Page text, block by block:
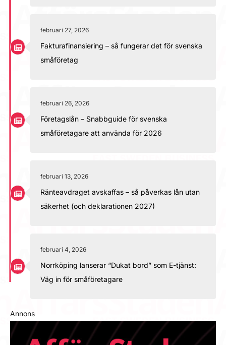
februari 27, 2026
Fakturafinansiering – så fungerar det för svenska
småföretag
februari 26, 2026
Företagslån – Snabbguide för svenska
småföretagare att använda för 2026
februari 13, 2026
Ränteavdraget avskaffas – så påverkas lån utan
säkerhet (och deklarationen 2027)
februari 4, 2026
Norrköping lanserar “Dukat bord” som E-tjänst:
Väg in för småföretagare
Annons